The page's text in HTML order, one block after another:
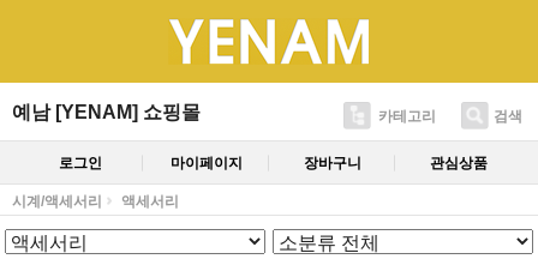
예남 [YENAM] 쇼핑몰 카테고리 검색
로그인 마이페이지 장바구니 관심상품
시계/액세서리 액세서리